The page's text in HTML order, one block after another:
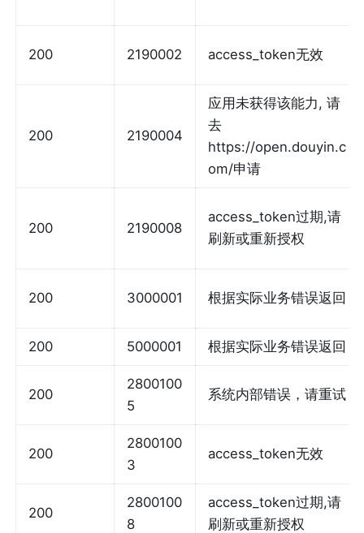
200 2190002 access_token无效
200 2190004
应用未获得该能力, 请
去
https://open.douyin.c
om/申请
200 2190008
access_token过期,请
刷新或重新授权
200 3000001 根据实际业务错误返回
200 5000001 根据实际业务错误返回
200
2800100
5
系统内部错误，请重试
200
2800100
3
access_token无效
200
2800100
8
access_token过期,请
刷新或重新授权